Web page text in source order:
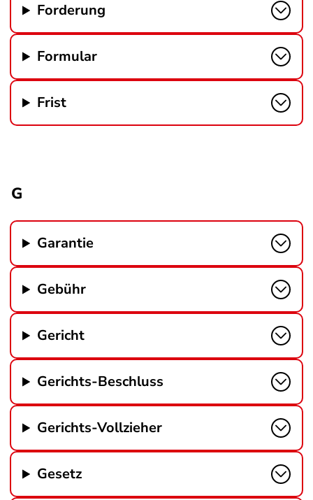
Forderung
Formular
Frist
G
Garantie
Gebühr
Gericht
Gerichts-Beschluss
Gerichts-Vollzieher
Gesetz